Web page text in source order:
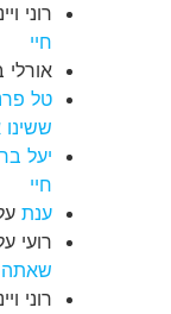
רוני
חיי
אורלי
טל
יעל
חיי
ענת
רועי
שאתה
רוני